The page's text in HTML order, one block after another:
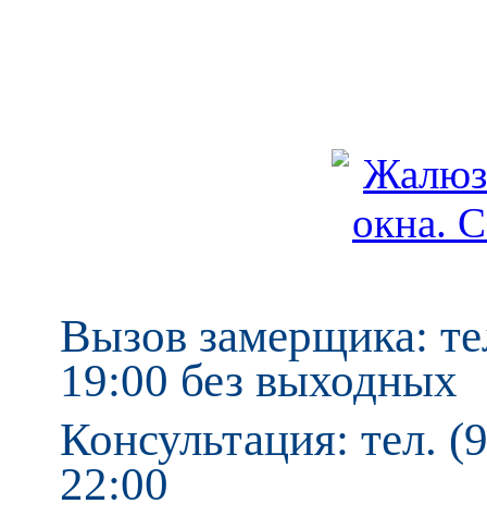
Вызов замерщика:
19:00 без выходных
Консультация: тел.
22:00